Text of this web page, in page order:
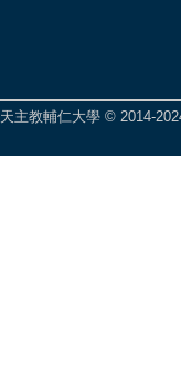
天主教輔仁大學 © 2014-